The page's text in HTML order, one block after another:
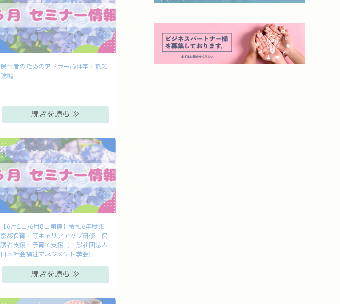
保育者のためのアドラー心理学・認知
論編
続きを読む ≫
【6月1日/6月8日開催】令和6年度東
京都保育士等キャリアアップ研修 保
護者支援・子育て支援（一般社団法人
日本社会福祉マネジメント学会)
続きを読む ≫